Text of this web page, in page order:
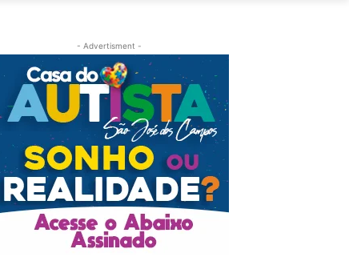
- Advertisment -